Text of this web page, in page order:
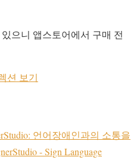
으니 앱스토어에서 구매 전
션 보기
언어장애인과의 소통을
- Sign Language